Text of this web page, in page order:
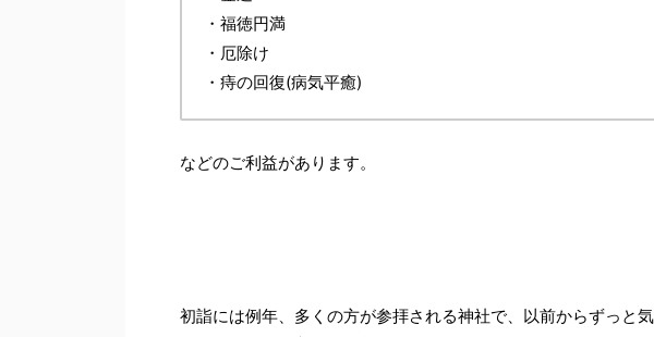
・福徳円満
・厄除け
・痔の回復(病気平癒)
などのご利益があります。
初詣には例年、多くの方が参拝される神社で、以前からずっと